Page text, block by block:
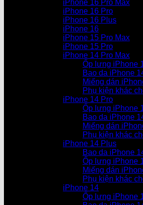
iPhone 16 Pro Max
iPhone 16 Pro
iPhone 16 Plus
iPhone 16
iPhone 15 Pro Max
iPhone 15 Pro
iPhone 14 Pro Max
Ốp lưng iPhone
Bao da iPhone
Miếng dán
Phụ kiện khác
iPhone 14 Pro
Ốp lưng iPhone
Bao da iPhone
Miếng dán
Phụ kiện khác
iPhone 14 Plus
Bao da iPhone
Ốp lưng iPhone
Miếng dán
Phụ kiện khác
iPhone 14
Ốp lưng iPhone